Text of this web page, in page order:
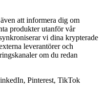
att informera dig om
produkter utanför vår
vi dina krypterade
leverantörer och
om du redan
Pinterest, TikTok